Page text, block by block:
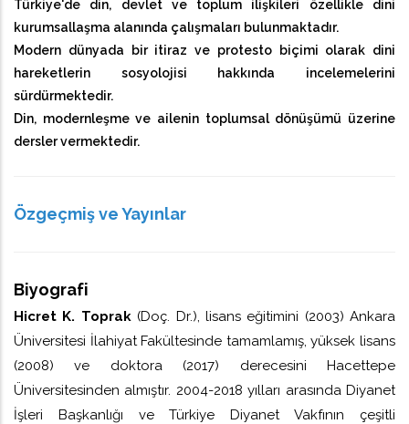
Türkiye'de din, devlet ve toplum ilişkileri özellikle dini
kurumsallaşma alanında çalışmaları bulunmaktadır.
Modern dünyada bir itiraz ve protesto biçimi olarak dini
hareketlerin sosyolojisi hakkında incelemelerini
sürdürmektedir.
Din, modernleşme ve ailenin toplumsal dönüşümü üzerine
dersler vermektedir.
Özgeçmiş ve Yayınlar
Biyografi
Hicret K. Toprak(Doç. Dr.), lisans eğitimini (2003) Ankara
Üniversitesi İlahiyat Fakültesinde tamamlamış, yüksek lisans
(2008) ve doktora (2017) derecesini Hacettepe
Üniversitesinden almıştır. 2004-2018 yılları arasında Diyanet
İşleri Başkanlığı ve Türkiye Diyanet Vakfının çeşitli